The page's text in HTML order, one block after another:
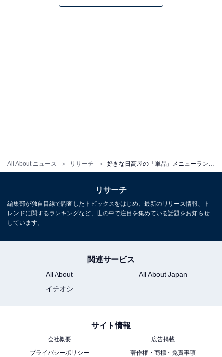
All About ニュース リサーチ
（42歳女性／東京都）」「他の店よりも美味しいから
第1位：チャーハン
リサーチ
編集部が独自目線で調査したトピックスをはじめ、最新のリリース情報、ト
レンドに関するランキングなど、世の中で注目を集めている話題をお知らせ
しています。
関連サービス
All About
All About Japan
イチオシ
サイト情報
会社概要
広告掲載
プライバシーポリシー
著作権・商標・免責事項